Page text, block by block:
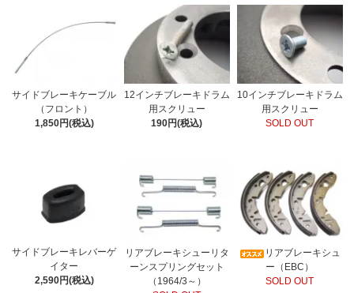
サイドブレーキケーブル
（フロント）
1,850円(税込)
12インチブレーキドラム
用スクリュー
190円(税込)
10インチブレーキドラム
用スクリュー
SOLD OUT
サイドブレーキレバーゲ
イター
2,590円(税込)
リアブレーキシューリタ
ーンスプリングセット
（1964/3～）
リアブレーキシュ
ー（EBC）
SOLD OUT